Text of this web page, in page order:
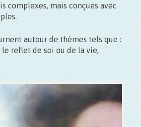
le 11.09 > 17:00
22 > 27.09 – 10 > 18h30
le 25.09 – 18.00>22.00
complexes, mais conçues avec
autour de thèmes tels que :
le reflet de soi ou de la vie,